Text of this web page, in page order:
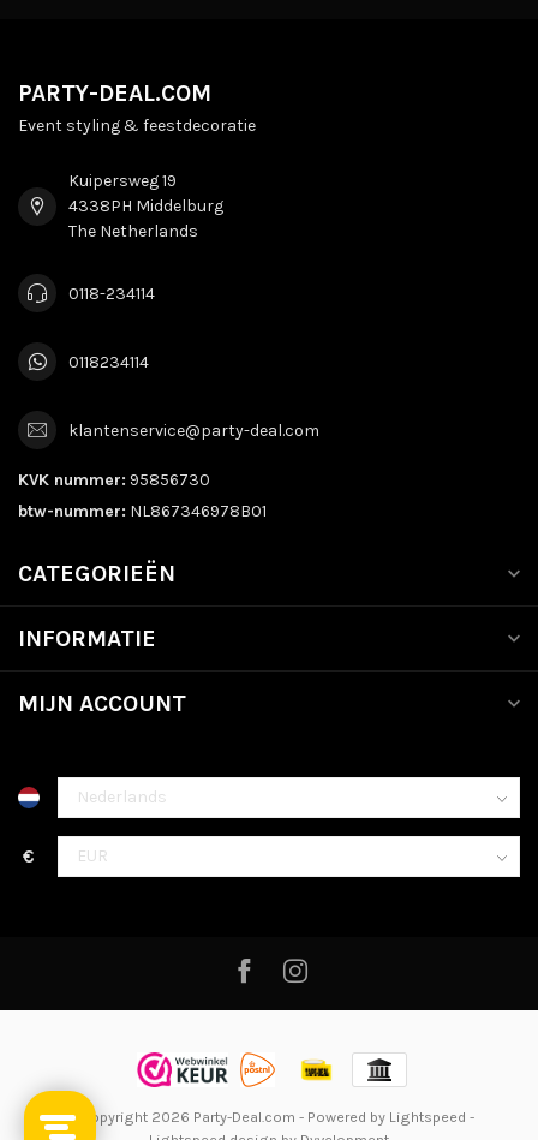
PARTY-DEAL.COM
Event styling & feestdecoratie
Kuipersweg 19
4338PH Middelburg
The Netherlands
0118-234114
0118234114
klantenservice@party-deal.com
KVK nummer: 95856730
btw-nummer: NL867346978B01
CATEGORIEËN
INFORMATIE
MIJN ACCOUNT
€
© Copyright 2026 Party-Deal.com - Powered by Lightspeed -